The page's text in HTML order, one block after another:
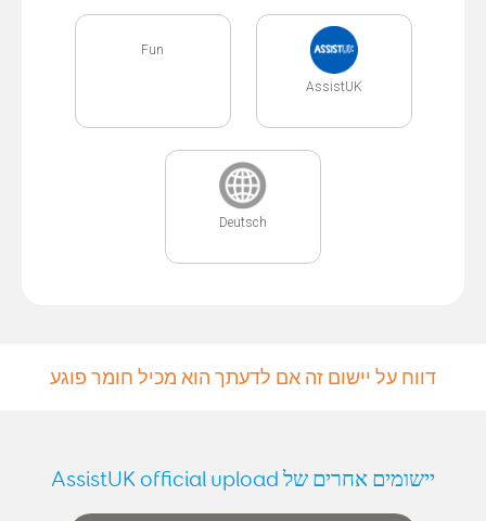
AssistUK
Fun
Deutsch
דווח על יישום זה אם לדעתך הוא מכיל חומר פוגע
יישומים אחרים של AssistUK official upload